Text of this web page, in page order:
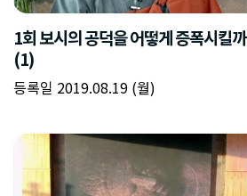
1회 보시의 공덕을 어떻게 증폭시킬까
(1)
등록일 2019.08.19 (월)